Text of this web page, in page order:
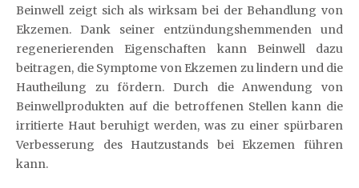
Beinwell zeigt sich als wirksam bei der Behandlung von
Ekzemen. Dank seiner entzündungshemmenden und
regenerierenden Eigenschaften kann Beinwell dazu
beitragen, die Symptome von Ekzemen zu lindern und die
Hautheilung zu fördern. Durch die Anwendung von
Beinwellprodukten auf die betroffenen Stellen kann die
irritierte Haut beruhigt werden, was zu einer spürbaren
Verbesserung des Hautzustands bei Ekzemen führen
kann.